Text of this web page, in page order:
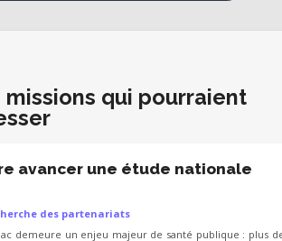
missions qui pourraient
avancer une étude nationale
des partenariats
demeure un enjeu majeur de santé publique : plus